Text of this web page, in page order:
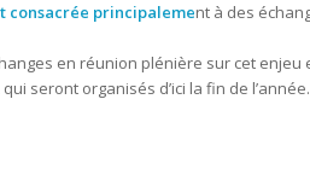
consacrée principalement à des
en réunion plénière sur cet enjeu
seront organisés d’ici la fin de l’année.